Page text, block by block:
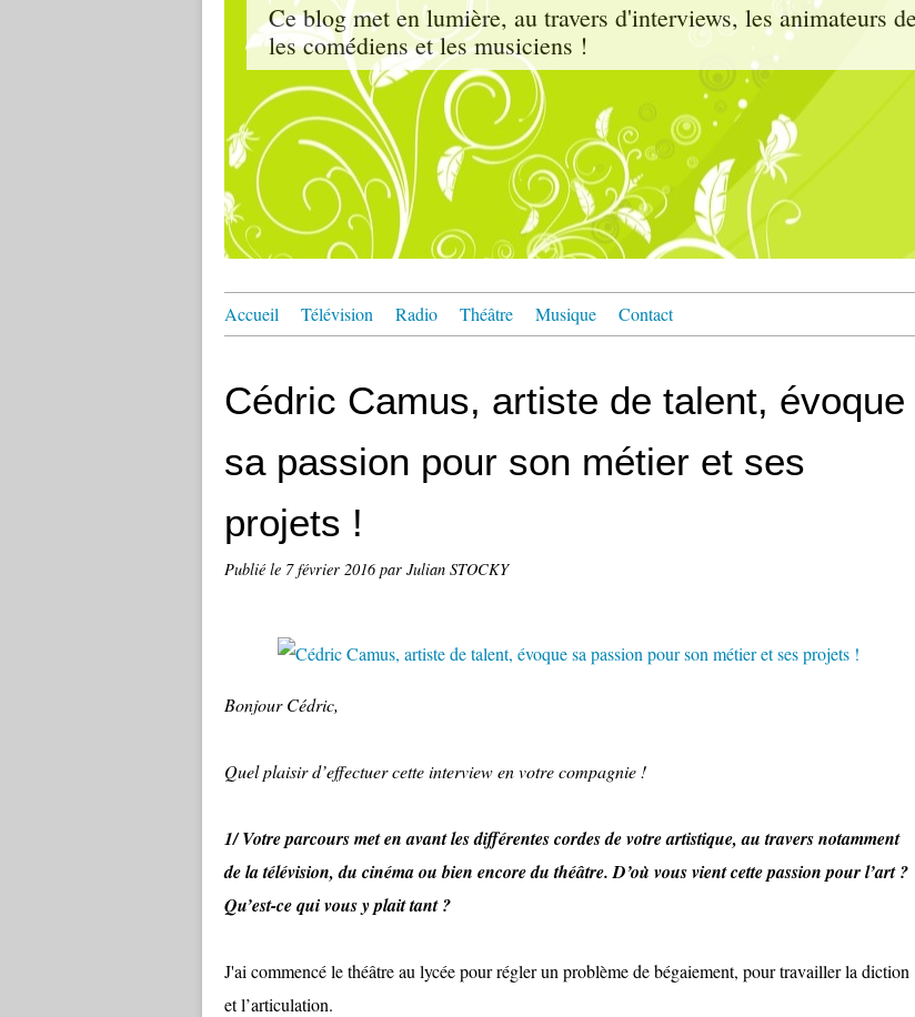
Ce blog met en lumière, au travers d'interviews, les animateurs
les comédiens et les musiciens !
Accueil Télévision Radio Théâtre Musique Contact
Cédric Camus, artiste de talent, évoque
sa passion pour son métier et ses
projets !
Publié le 7 février 2016par Julian STOCKY
Bonjour Cédric,
Quel plaisir d’effectuer cette interview en votre compagnie !
1/ Votre parcours met en avant les différentes cordes de votre artistique, au travers notamment
de la télévision, du cinéma ou bien encore du théâtre. D’où vous vient cette passion pour l’art ?
Qu’est-ce qui vous y plait tant ?
J'ai commencé le théâtre au lycée pour régler un problème de bégaiement, pour travailler la diction
et l’articulation.